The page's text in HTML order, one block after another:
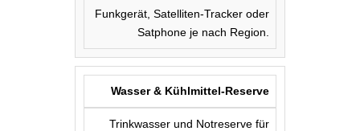
Funkgerät, Satelliten-Tracker oder
Satphone je nach Region.
Wasser & Kühlmittel-Reserve
Trinkwasser und Notreserve für